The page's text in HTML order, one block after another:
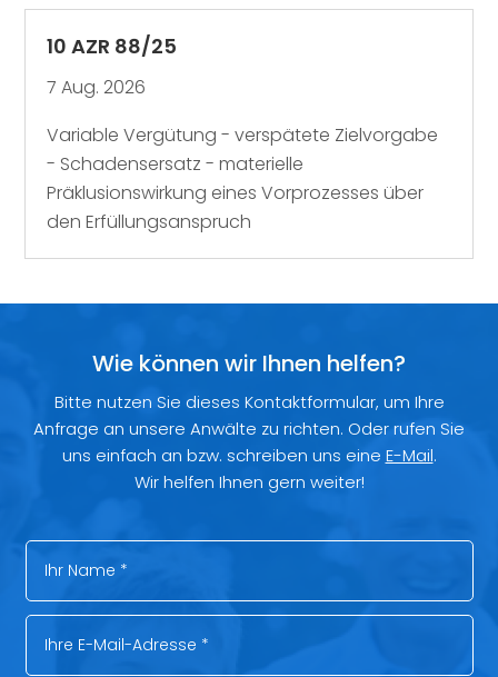
10 AZR 88/25
7 Aug. 2026
Variable Vergütung - verspätete Zielvorgabe
- Schadensersatz - materielle
Präklusionswirkung eines Vorprozesses über
den Erfüllungsanspruch
Wie können wir Ihnen helfen?
Bitte nutzen Sie dieses Kontaktformular, um Ihre
Anfrage an unsere Anwälte zu richten. Oder rufen Sie
uns einfach an bzw. schreiben uns eine E-Mail.
Wir helfen Ihnen gern weiter!